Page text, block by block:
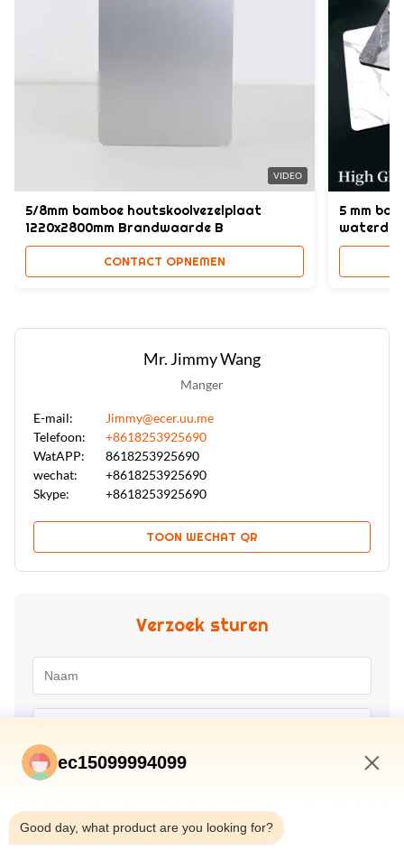
VIDEO
5/8mm bamboe houtskoolvezelplaat
1220x2800mm Brandwaarde B
CONTACT OPNEMEN
5 mm
Mr. Jimmy Wang
Manger
E-mail:
Jimmy@ecer.uu.me
Telefoon:
+8618253925690
WatAPP:
8618253925690
wechat:
+8618253925690
Skype:
+8618253925690
TOON WECHAT QR
Verzoek sturen
ec15099994099
Good day, what product are you looking for?